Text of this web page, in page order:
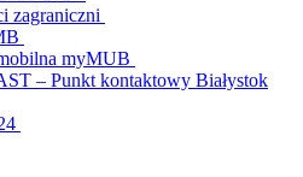
zagraniczni
myMUB
– Punkt kontaktowy Białystok